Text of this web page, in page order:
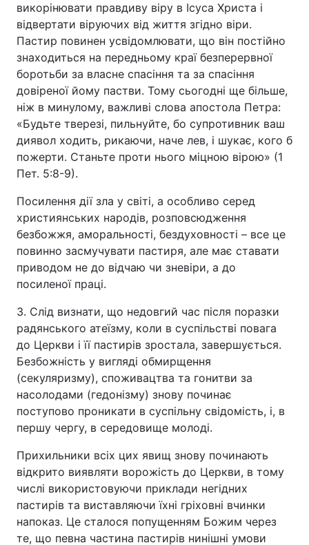
викорінювати правдиву віру в Ісуса Христа і
відвертати віруючих від життя згідно віри.
Пастир повинен усвідомлювати, що він постійно
знаходиться на передньому краї безперервної
боротьби за власне спасіння та за спасіння
довіреної йому пастви. Тому сьогодні ще більше,
ніж в минулому, важливі слова апостола Петра:
«Будьте тверезі, пильнуйте, бо супротивник ваш
диявол ходить, рикаючи, наче лев, і шукає, кого б
пожерти. Станьте проти нього міцною вірою» (1
Пет. 5:8-9).
Посилення дії зла у світі, а особливо серед
християнських народів, розповсюдження
безбожжя, аморальності, бездуховності – все це
повинно засмучувати пастиря, але має ставати
приводом не до відчаю чи зневіри, а до
посиленої праці.
3. Слід визнати, що недовгий час після поразки
радянського атеїзму, коли в суспільстві повага
до Церкви і її пастирів зростала, завершується.
Безбожність у вигляді обмирщення
(секуляризму), споживацтва та гонитви за
насолодами (гедонізму) знову починає
поступово проникати в суспільну свідомість, і, в
першу чергу, в середовище молоді.
Прихильники всіх цих явищ знову починають
відкрито виявляти ворожість до Церкви, в тому
числі використовуючи приклади негідних
пастирів та виставляючи їхні гріховні вчинки
напоказ. Це сталося попущенням Божим через
те, що певна частина пастирів нинішні умови